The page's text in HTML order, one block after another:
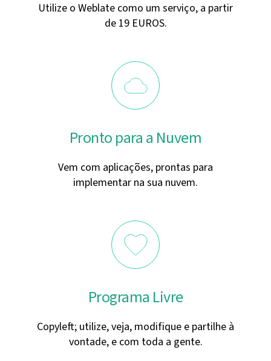
Utilize o Weblate como um serviço, a partir
de 19 EUROS.
Pronto para a Nuvem
Vem com aplicações, prontas para
implementar na sua nuvem.
Programa Livre
Copyleft; utilize, veja, modifique e partilhe à
vontade, e com toda a gente.